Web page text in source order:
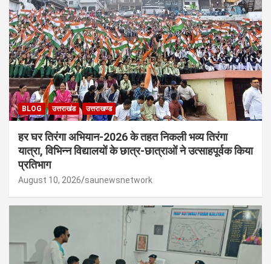
BLOG उत्तराखंड उत्तराखण्ड
हर घर तिरंगा अभियान-2026 के तहत निकली भव्य तिरंगा
यात्रा, विभिन्न विद्यालयों के छात्र-छात्राओं ने उत्साहपूर्वक किया
प्रतिभाग
August 10, 2026 saunewsnetwork